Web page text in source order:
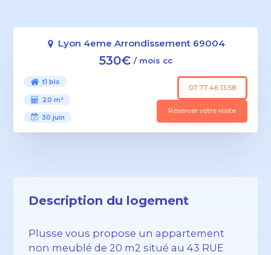
Lyon 4eme Arrondissement 69004
530€ / mois cc
t1 bis
20 m²
30 juin
07 77 46 13 58
Réserver votre visite
Description du logement
Plusse vous propose un appartement
non meublé de 20 m2 situé au 43 RUE